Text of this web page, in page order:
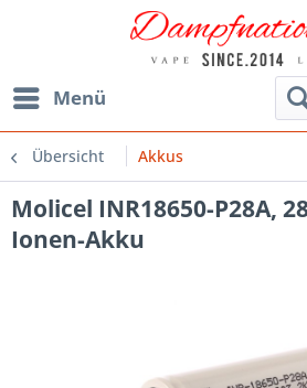
Menü
Übersicht Akkus
Molicel INR18650-P28A,
Ionen-Akku